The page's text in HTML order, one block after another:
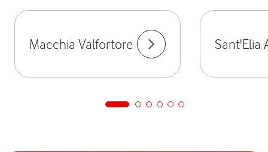
Macchia Valfortore Sant'Elia